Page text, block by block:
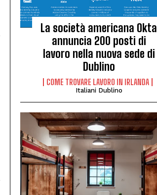
La società americana Okta
annuncia 200 posti di
lavoro nella nuova sede di
Dublino
COME TROVARE LAVORO IN IRLANDA
Italiani Dublino